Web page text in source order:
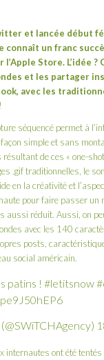
et lancée début
connaît un franc
Store. L’idée
et les partager
avec les
séquencé permet à
simple et sans
de ces « one-
.gif traditionnelles, le
en la créativité et
pour faire passer un
aussi réduit. Aussi, on
avec les 140
posts,
social américain.
patins ! #letitsnow
internautes ont été tentés